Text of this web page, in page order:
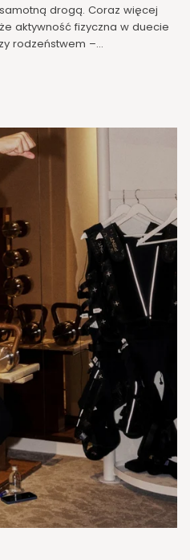
drogą. Coraz więcej
aktywność fizyczna w duecie
rodzeństwem –...